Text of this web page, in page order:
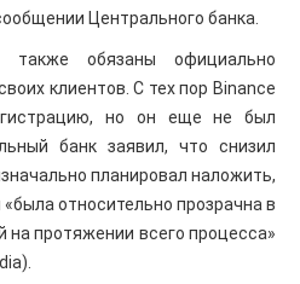
Центрального банка.
также обязаны официально
клиентов. С тех пор Binance
но он еще не был
банк заявил, что снизил
планировал наложить,
относительно прозрачна в
на протяжении всего процесса»